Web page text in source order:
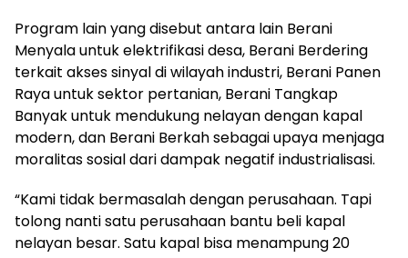
Program lain yang disebut antara lain Berani
Menyala untuk elektrifikasi desa, Berani Berdering
terkait akses sinyal di wilayah industri, Berani Panen
Raya untuk sektor pertanian, Berani Tangkap
Banyak untuk mendukung nelayan dengan kapal
modern, dan Berani Berkah sebagai upaya menjaga
moralitas sosial dari dampak negatif industrialisasi.
“Kami tidak bermasalah dengan perusahaan. Tapi
tolong nanti satu perusahaan bantu beli kapal
nelayan besar. Satu kapal bisa menampung 20